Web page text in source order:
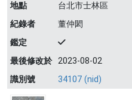
地點
台北市士林區
紀錄者
董仲閎
鑑定
最後修改於 2023-08-02
識別號
34107 (nid)